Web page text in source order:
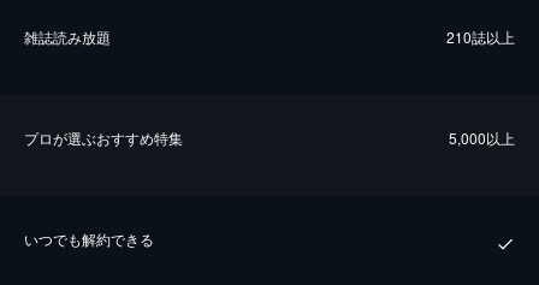
雑誌読み放題 210誌以上
プロが選ぶおすすめ特集 5,000以上
いつでも解約できる